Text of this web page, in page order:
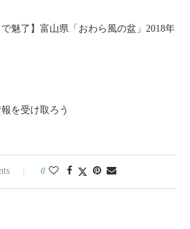
で魅了】富山県「おわら風の盆」2018年
を受け取ろう
0